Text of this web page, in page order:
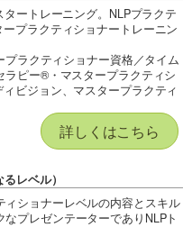
ートレーニング。NLPプラクテ
プラクティショナートレーニン
プラクティショナー資格／タイム
ピー®・マスタープラクティシ
ビジョン、マスタープラクティ
詳しくはこちら
レベル）
ショナーレベルの内容とスキル
プレゼンテーターでありNLPト